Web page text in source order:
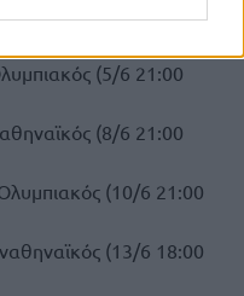
(3/6 21:00
(5/6 21:00
(8/6 21:00
(10/6 21:00
(13/6 18:00